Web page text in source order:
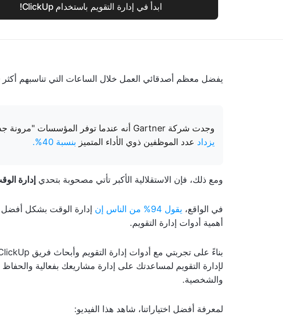
ابدأ في إدارة التقويم باستخدام ClickUp!
يفضل معظم أصدقائي العمل خلال الساعات التي تناسبهم
وجدت شركة Gartner أنه عندما توفر المؤسسات "مرونة جذرية" في ساعات العمل وأماكنه،
يزداد عدد الموظفين ذوي الأداء المتميز بنسبة 40%.
ومع ذلك، فإن الاستقلالية الأكبر تأتي مصحوبة بتحدي إدارة
في الواقع، يقول 94% من الناس إن
إدارة الوقت بشكل أفضل
أهمية أدوات إدارة التقويم.
لإدارة التقويم لمساعدتك على إدارة مشاريعك بفعالية والحفاظ
والشخصية.
لمعرفة أفضل اختياراتنا، شاهد هذا الفيديو: